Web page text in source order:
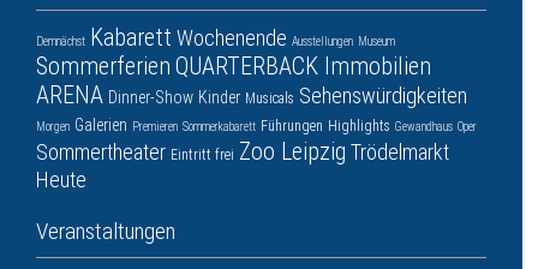
Demnächst Kabarett Wochenende Ausstellungen Museum
Sommerferien QUARTERBACK Immobilien
ARENA Dinner-Show Kinder Musicals Sehenswürdigkeiten
Morgen Galerien Premieren Sommerkabarett Führungen Highlights Gewandhaus Oper
Sommertheater Eintritt frei Zoo Leipzig Trödelmarkt
Heute
Veranstaltungen